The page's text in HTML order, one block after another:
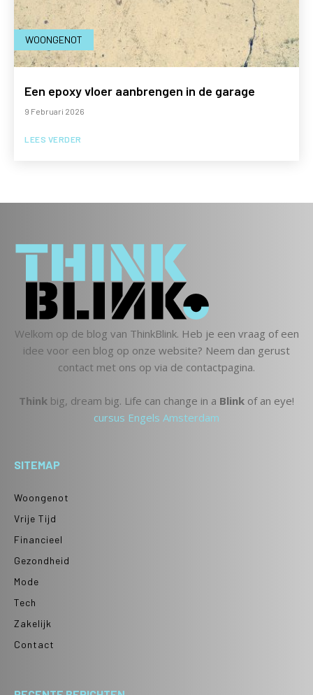
WOONGENOT
Een epoxy vloer aanbrengen in de garage
9 Februari 2026
LEES VERDER
Welkom op de blog van ThinkBlink. Heb je een vraag of een
idee voor een blog op onze website? Neem dan gerust
contact met ons op via de contactpagina.
Think big, dream big. Life can change in a Blink of an eye!
cursus Engels Amsterdam
SITEMAP
Woongenot
Vrije Tijd
Financieel
Gezondheid
Mode
Tech
Zakelijk
Contact